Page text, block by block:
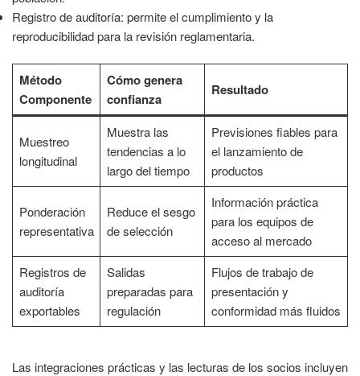
Registro de auditoría: permite el cumplimiento y la
reproducibilidad para la revisión reglamentaria.
Método
Componente
Cómo genera
confianza
Resultado
Muestreo
longitudinal
Muestra las
tendencias a lo
largo del tiempo
Previsiones fiables para
el lanzamiento de
productos
Ponderación
representativa
Reduce el sesgo
de selección
Información práctica
para los equipos de
acceso al mercado
Registros de
auditoría
exportables
Salidas
preparadas para
regulación
Flujos de trabajo de
presentación y
conformidad más fluidos
Las integraciones prácticas y las lecturas de los socios incluyen